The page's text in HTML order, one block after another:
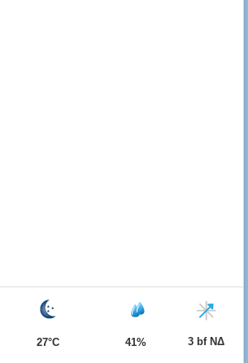
27°C 41% 3 bf ΝΔ